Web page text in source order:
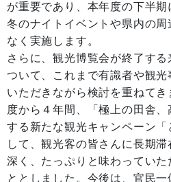
が重要であり、本年度の下半
冬のナイトイベントや県内の周
なく実施します。
さらに、観光博覧会が終了す
ついて、これまで有識者や観
いただきながら検討を重ねて
度から４年間、「極上の田舎
する新たな観光キャンペーン
して、観光客の皆さんに長期
深く、たっぷりと味わっていた
ととしました。今後は、官民